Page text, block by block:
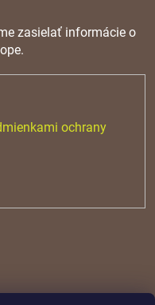
zasielať informácie o
ochrany